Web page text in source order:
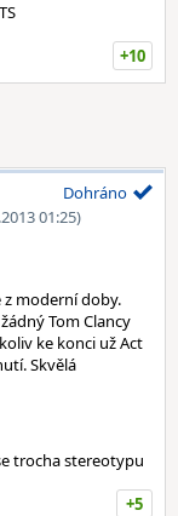
+10
01:25)
Dohráno
moderní doby.
Tom Clancy
ke konci už Act
Skvělá
trocha stereotypu
+5